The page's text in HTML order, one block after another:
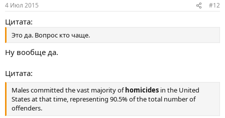
4 Июл 2015 #12
Цитата:
Это да. Вопрос кто чаще.
Ну вообще да.
Цитата:
Males committed the vast majority ofhomicides in the United
States at that time, representing 90.5% of the total number of
offenders.